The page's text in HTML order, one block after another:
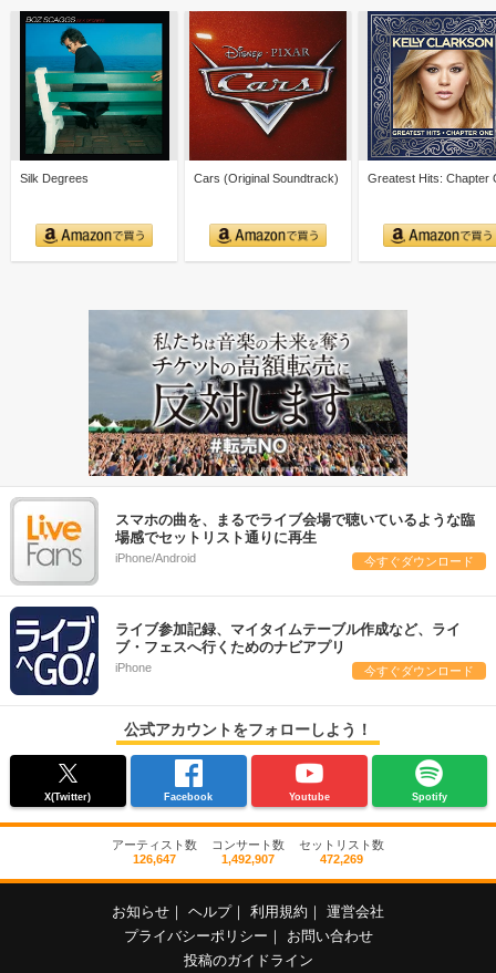
Silk Degrees Cars (Original Soundtrack) Greatest Hits: Chapter
スマホの曲を、まるでライブ会場で聴いているような臨
場感でセットリスト通りに再生
iPhone/Android 今すぐダウンロード
ライブ参加記録、マイタイムテーブル作成など、ライ
ブ・フェスへ行くためのナビアプリ
iPhone 今すぐダウンロード
公式アカウントをフォローしよう！
X(Twitter) Facebook Youtube Spotify
アーティスト数
126,647
コンサート数
1,492,907
セットリスト数
472,269
お知らせ ヘルプ 利用規約
運営会社
プライバシーポリシー
お問い合わせ
投稿のガイドライン